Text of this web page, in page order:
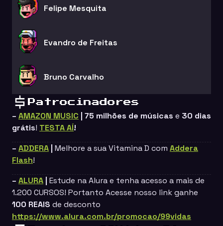
Felipe Mesquita
Evandro de Freitas
Bruno Carvalho
Patrocinadores
– AMAZON MUSIC | 75 milhões de músicas e 30 dias
grátis! TESTA AÍ!
– ADDERA Melhore a sua Vitamina D com Addera
Flash!
– ALURA Estude na Alura e tenha acesso a mais de
1.200 CURSOS! Portanto Acesse nosso link ganhe
100 REAIS de desconto
https://www.alura.com.br/promocao/99vidas